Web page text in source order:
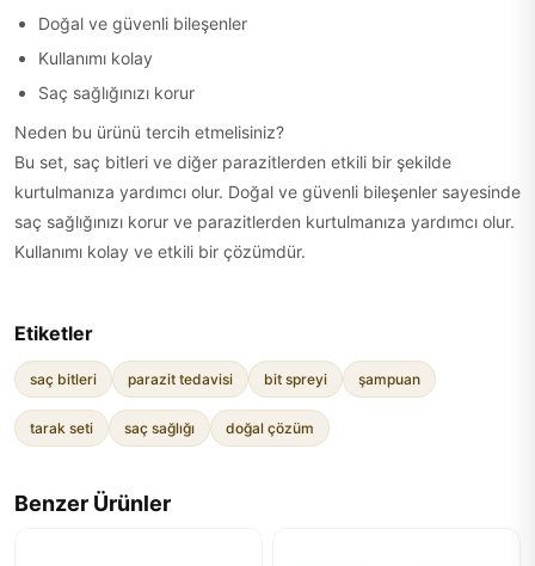
Doğal ve güvenli bileşenler
Kullanımı kolay
Saç sağlığınızı korur
Neden bu ürünü tercih etmelisiniz?
Bu set, saç bitleri ve diğer parazitlerden etkili bir şekilde
kurtulmanıza yardımcı olur. Doğal ve güvenli bileşenler sayesinde
saç sağlığınızı korur ve parazitlerden kurtulmanıza yardımcı olur.
Kullanımı kolay ve etkili bir çözümdür.
Etiketler
saç bitleri parazit tedavisi bit spreyi şampuan
tarak seti saç sağlığı doğal çözüm
Benzer Ürünler